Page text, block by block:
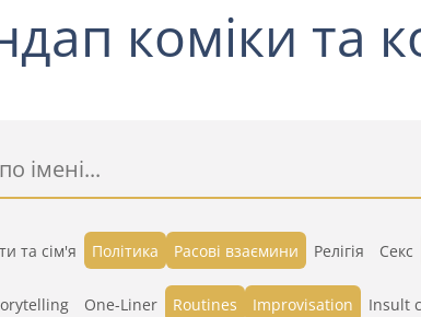
коміки та
та сім'я Політика Расові взаємини Релігія Секс
One-Liner Routines Improvisation Insult